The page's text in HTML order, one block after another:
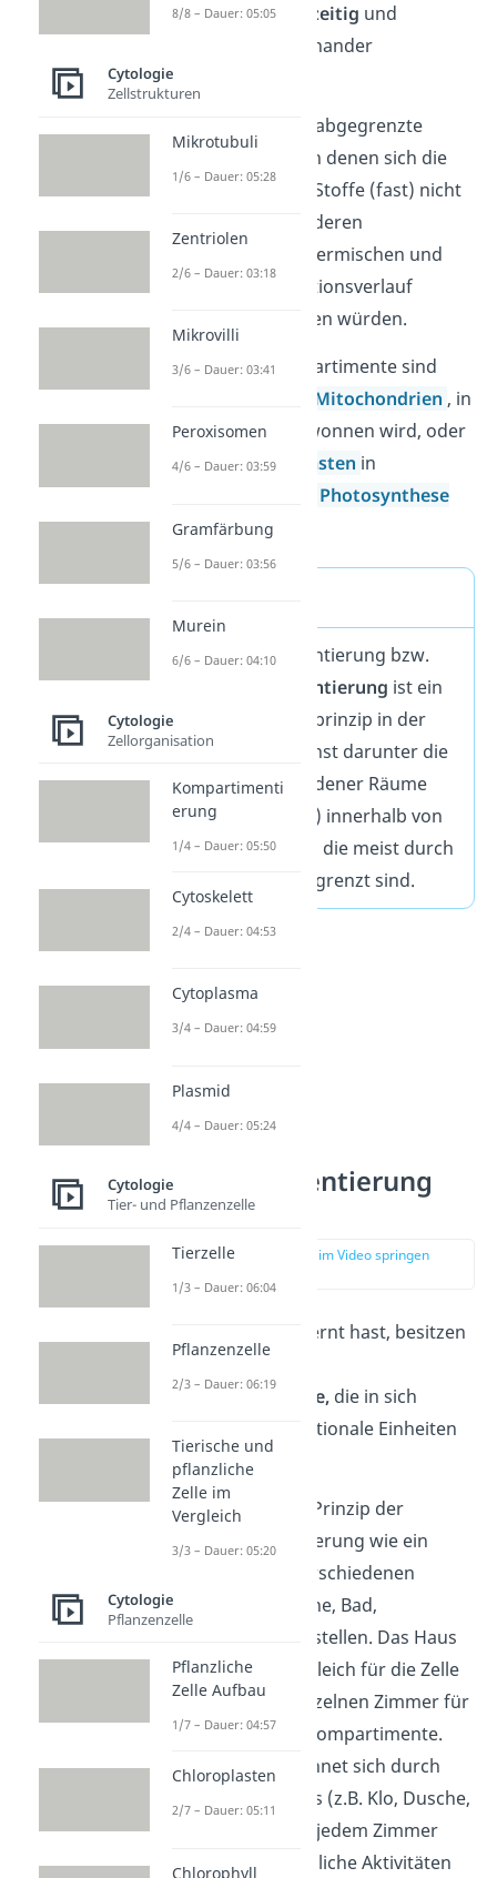
Reaktionengleichzeitig und
voneinander
stattfinden.
Es bilden sich also abgegrenzte
Reaktionsräume, in denen sich die
darin enthaltenen Stoffe (fast) nicht
mit Stoffen aus anderen
Kompartimenten vermischen und
dadurch den Reaktionsverlauf
negativ beeinflussen würden.
Wichtige Zellkompartimente sind
Mitochondrien , in
denen Energie gewonnen wird, oder
auch die Chloroplasten in
Photosynthese
betreiben.
Die Kompartimentierung bzw.
Zellkompartimentierung ist ein
wichtiges Grundprinzip in der
Biologie. Du kannst darunter die
Bildung verschiedener Räume
(Kompartimente) innerhalb von
Zellen verstehen, die meist durch
Membrane abgegrenzt sind.
Kompartimentierung
Zelle
zur Stelle im Video springen
Wie du bereits gelernt hast, besitzen
Zellkompartimente, die in sich
geschlossene funktionale Einheiten
bilden.
Du kannst dir das Prinzip der
Zellkompartimentierung wie ein
Haus mit vielen verschiedenen
Zimmern (z.B. Küche, Bad,
Schlafzimmer) vorstellen. Das Haus
soll in diesem Vergleich für die Zelle
stehen und die einzelnen Zimmer für
die jeweiligen Zellkompartimente.
Jedes Zimmer zeichnet sich durch
spezielle Möbel aus (z.B. Klo, Dusche,
Backofen, Bett), in jedem Zimmer
finden unterschiedliche Aktivitäten
8/8 – Dauer: 05:05
Cytologie
Zellstrukturen
Mikrotubuli
1/6 – Dauer: 05:28
Zentriolen
2/6 – Dauer: 03:18
Mikrovilli
3/6 – Dauer: 03:41
Peroxisomen
4/6 – Dauer: 03:59
Gramfärbung
5/6 – Dauer: 03:56
Murein
6/6 – Dauer: 04:10
Cytologie
Zellorganisation
Kompartimenti
erung
1/4 – Dauer: 05:50
Cytoskelett
2/4 – Dauer: 04:53
Cytoplasma
3/4 – Dauer: 04:59
Plasmid
4/4 – Dauer: 05:24
Cytologie
Tier- und Pflanzenzelle
Tierzelle
1/3 – Dauer: 06:04
Pflanzenzelle
2/3 – Dauer: 06:19
Tierische und
pflanzliche
Zelle im
Vergleich
3/3 – Dauer: 05:20
Cytologie
Pflanzenzelle
Pflanzliche
Zelle Aufbau
1/7 – Dauer: 04:57
Chloroplasten
2/7 – Dauer: 05:11
Chlorophyll